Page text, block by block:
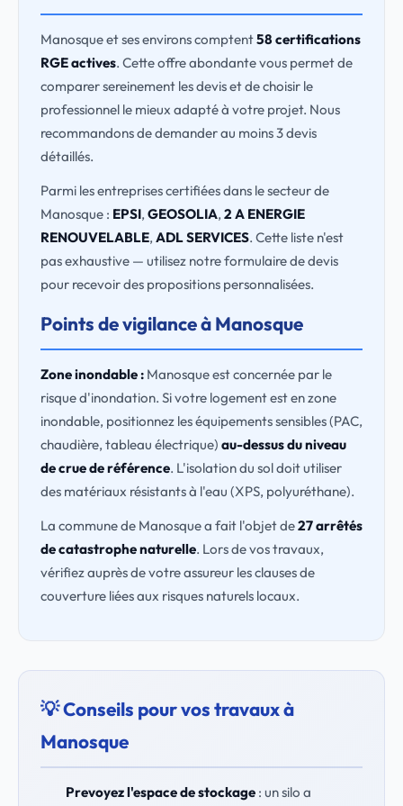
Manosque et ses environs comptent58 certifications
RGE actives. Cette offre abondante vous permet de
comparer sereinement les devis et de choisir le
professionnel le mieux adapté à votre projet. Nous
recommandons de demander au moins 3 devis
détaillés.
Parmi les entreprises certifiées dans le secteur de
Manosque : EPSI, GEOSOLIA, 2 A ENERGIE
RENOUVELABLE, ADL SERVICES. Cette liste n'est
pas exhaustive — utilisez notre formulaire de devis
pour recevoir des propositions personnalisées.
Points de vigilance à Manosque
Zone inondable : Manosque est concernée par le
risque d'inondation. Si votre logement est en zone
inondable, positionnez les équipements sensibles (PAC,
chaudière, tableau électrique) au-dessus du niveau
de crue de référence. L'isolation du sol doit utiliser
des matériaux résistants à l'eau (XPS, polyuréthane).
La commune de Manosque a fait l'objet de27 arrêtés
de catastrophe naturelle. Lors de vos travaux,
vérifiez auprès de votre assureur les clauses de
couverture liées aux risques naturels locaux.
💡 Conseils pour vos travaux à
Manosque
Prevoyez l'espace de stockage: un silo a